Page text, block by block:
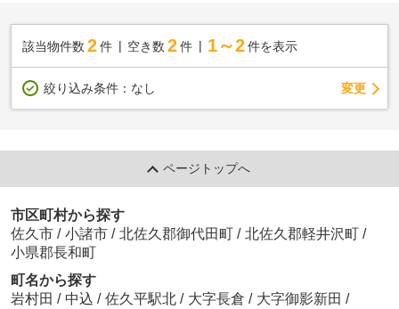
該当物件数 2件 空き数 2 件 1～2 件を表示
絞り込み条件： なし 変更
ページトップへ
市区町村から探す
佐久市 / 小諸市 / 北佐久郡御代田町 / 北佐久郡軽井沢町 /
小県郡長和町
町名から探す
岩村田 / 中込 / 佐久平駅北 / 大字長倉 / 大字御影新田 /